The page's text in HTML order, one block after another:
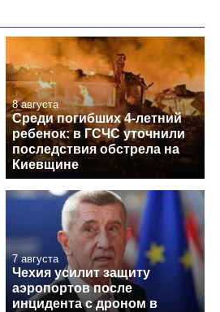
8 августа
Среди погибших 4-летний
ребенок: в ГСЧС уточнили
последствия обстрела на
Киевщине
7 августа
Чехия усилит защиту
аэропортов после
инцидента с дроном в